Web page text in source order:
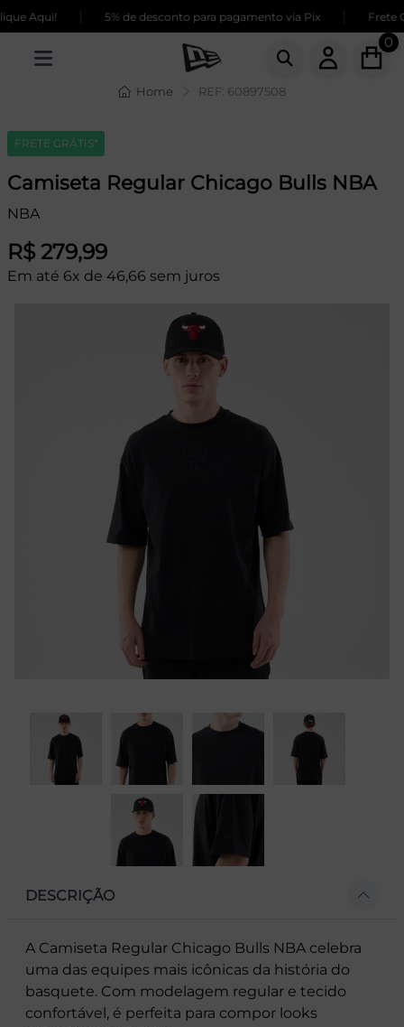
Aqui! 5% de desconto para pagamento via Pix Frete
0
Home REF: 60897508
FRETE GRÁTIS*
Camiseta Regular Chicago Bulls NBA
NBA
R$ 279,99
Em até 6x de 46,66 sem juros
DESCRIÇÃO
A Camiseta Regular Chicago Bulls NBA celebra
uma das equipes mais icônicas da história do
basquete. Com modelagem regular e tecido
confortável, é perfeita para compor looks